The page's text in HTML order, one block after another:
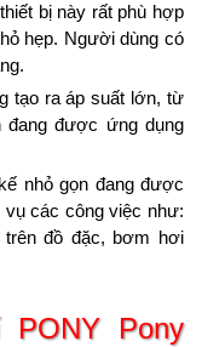
bị này rất phù hợp
hẹp. Người dùng có
tạo ra áp suất lớn, từ
đang được ứng dụng
nhỏ gọn đang được
vụ các công việc như:
đồ đặc, bơm hơi
Pony